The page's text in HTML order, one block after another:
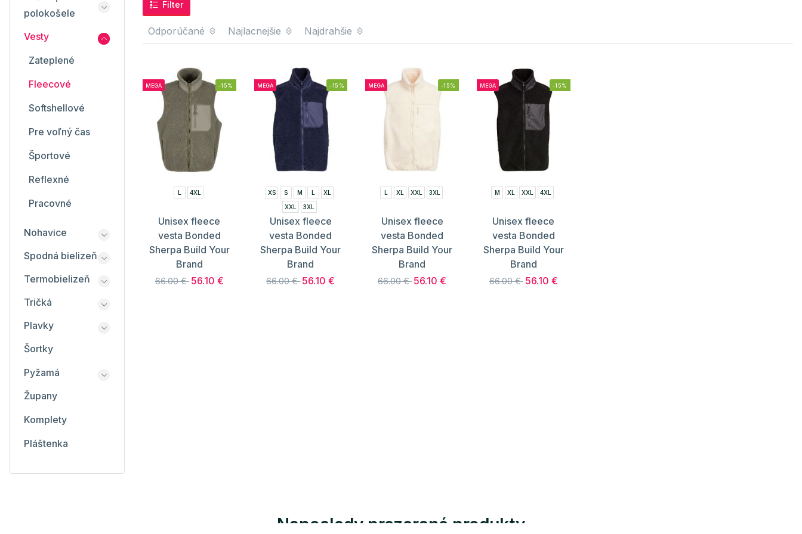
Filter
Odporúčané Najlacnejšie Najdrahšie
MEGA -15%
4XL
Unisex fleece
vesta Bonded
Sherpa Build Your
Brand
66.00 € 56.10 €
MEGA -15%
XS S M
XL
XXL
3XL
Unisex fleece
vesta Bonded
Sherpa Build Your
Brand
66.00 € 56.10 €
MEGA -15%
XL XXL 3XL
Unisex fleece
vesta Bonded
Sherpa Build Your
Brand
66.00 € 56.10 €
MEGA -15%
M XL XXL 4XL
Unisex fleece
vesta Bonded
Sherpa Build Your
Brand
66.00 € 56.10 €
polokošele
Vesty
Zateplené
Fleecové
Softshellové
Pre voľný čas
Športové
Reflexné
Pracovné
Nohavice
Spodná bielizeň
Termobielizeň
Tričká
Plavky
Šortky
Pyžamá
Župany
Komplety
Pláštenka
Naposledy prezerané produkty